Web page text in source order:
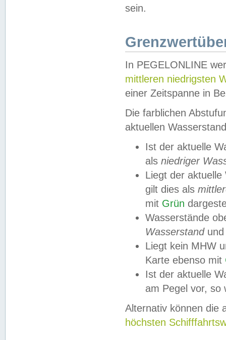
sein.
In PEGELONLINE
mittleren niedrigsten
einer Zeitspanne in
Die farblichen
aktuellen
Ist der aktuelle
als niedriger
Liegt der
gilt dies als
mit Grün
Wasserstände
Wasserstandund
Liegt kein MHW
Karte ebenso mit
Ist der aktuelle
am Pegel vor,
Alternativ können die
höchsten